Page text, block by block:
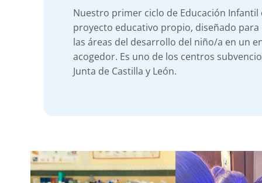
Nuestro primer ciclo de Educación
proyecto educativo propio, diseñado
las áreas del desarrollo del niño/a en un
acogedor. Es uno de los centros
Junta de Castilla y León.